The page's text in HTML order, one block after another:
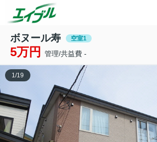
ボヌール寿 空室1
5万円 管理/共益費 -
1/19